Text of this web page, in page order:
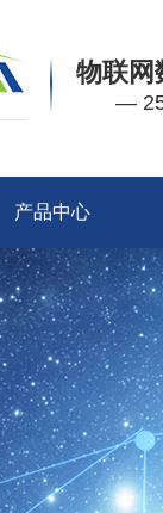
物联网
—
产品中心